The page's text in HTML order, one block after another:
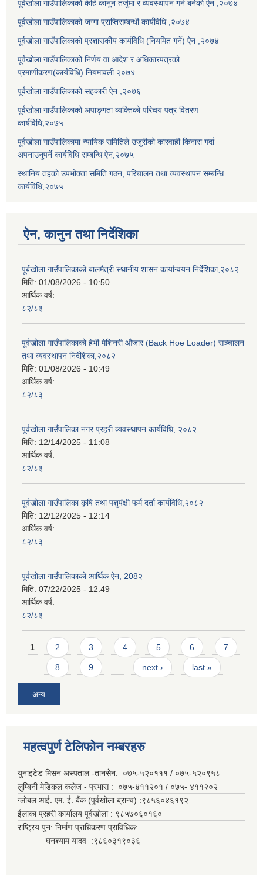
पूर्वखोला गाउँपालिकाको केहि कानून तर्जुमा र व्यवस्थापन गर्न बनेको ऐन ,२०७४
पूर्वखोला गाउँपालिकाको जग्गा प्राप्तिसम्बन्धी कार्यविधि ,२०७४
पूर्वखोला गाउँपालिकाको प्रशासकीय कार्यविधि (नियमित गर्ने) ऐन ,२०७४
पूर्वखोला गाउँपालिकाको निर्णय वा आदेश र अधिकारपत्रको
प्रमाणीकरण(कार्यविधि) नियमावली २०७४
पूर्वखोला गाउँपालिकाको सहकारी ऐन ,२०७६
पूर्वखोला गाउँपालिकाको अपाङ्गता व्यक्तिको परिचय पत्र वितरण
कार्यविधि,२०७५
पूर्वखोला गाउँपालिकामा न्यायिक समितिले उजुरीको कारवाही किनारा गर्दा
अपनाउनुपर्ने कार्यविधि सम्बन्धि ऐन,२०७५
स्थानिय तहको उपभोक्ता समिति गठन, परिचालन तथा व्यवस्थापन सम्बन्धि
कार्यविधि,२०७५
ऐन, कानुन तथा निर्देशिका
पूर्बखोला गाउँपालिकाको बालमैत्री स्थानीय शासन कार्यान्वयन निर्देशिका,२०८२
मिति: 01/08/2026 - 10:50
आर्थिक वर्ष:
८२/८३
पूर्वखोला गाउँपालिकाको हेभी मेशिनरी औजार (Back Hoe Loader) सञ्चालन
तथा व्यवस्थापन निर्देशिका,२०८२
मिति: 01/08/2026 - 10:49
आर्थिक वर्ष:
८२/८३
पूर्वखोला गाउँपालिका नगर प्रहरी व्यवस्थापन कार्यविधि, २०८२
मिति: 12/14/2025 - 11:08
आर्थिक वर्ष:
८२/८३
पूर्वखोला गाउँपालिका कृषि तथा पशुपंक्षी फर्म दर्ता कार्यविधि,२०८२
मिति: 12/12/2025 - 12:14
आर्थिक वर्ष:
८२/८३
पूर्वखोला गाउँपालिकाको आर्थिक ऐन, 208२
मिति: 07/22/2025 - 12:49
आर्थिक वर्ष:
८२/८३
Pages
1 2 3 4 5 6 7
8 9 next › last »
अन्य
महत्वपुर्ण टेलिफोन नम्बरहरु
युनाइटेड मिसन अस्पताल -तानसेन: ०७५-५२०१११ / ०७५-५२०९५८
लुम्बिनी मेडिकल कलेज - प्रभास : ०७५-४११२०१ / ०७५- ४११२०२
ग्लोबल आई. एम. ई. बैंक (पूर्वखोला ब्रान्च) :९८५६०४६१९२
ईलाका प्रहरी कार्यालय पूर्वखोला : ९८५७०६०१६०
राष्ट्रिय पुन: निर्माण प्राधिकरण प्राविधिक:
घनश्याम यादव :९८६०३१९०३६